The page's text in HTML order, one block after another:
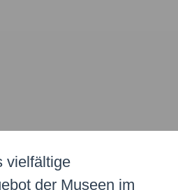
vielfältige
der Museen im